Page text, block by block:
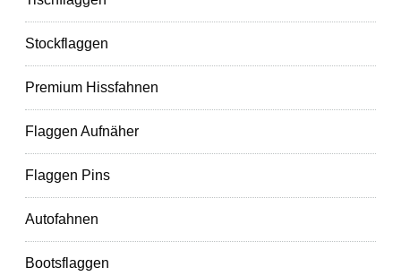
Stockflaggen
Premium Hissfahnen
Flaggen Aufnäher
Flaggen Pins
Autofahnen
Bootsflaggen